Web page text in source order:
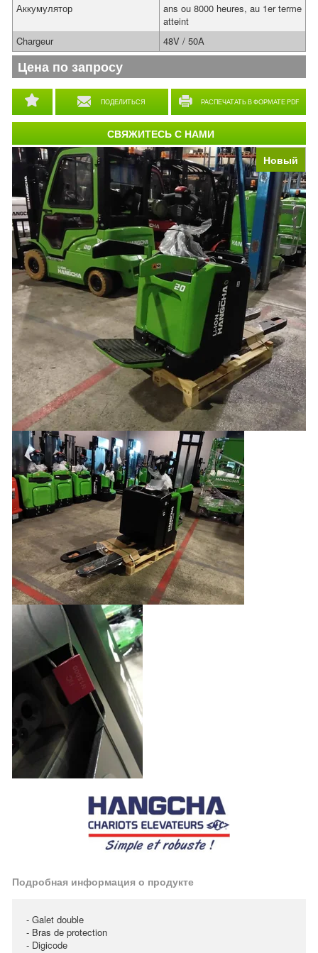
Новый
ПОДЕЛИТЬСЯ РАСПЕЧАТАТЬ В ФОРМАТЕ PDF
Аккумулятор
ans ou 8000 heures, au 1er terme
atteint
Chargeur
48V / 50A
Цена по запросу
Подробная информация о продукте
- Galet double
- Bras de protection
- Digicode
СВЯЖИТЕСЬ С НАМИ